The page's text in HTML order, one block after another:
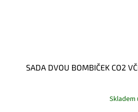
SADA DVOU BOMBIČEK CO2
Skladem